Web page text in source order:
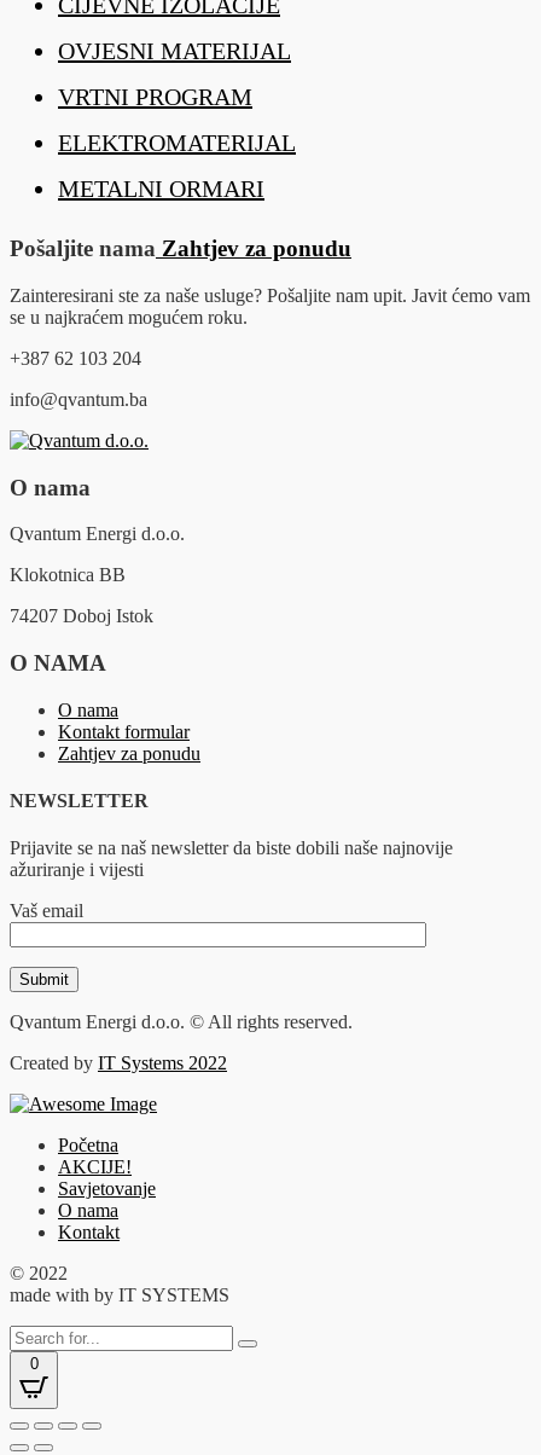
OVJESNI MATERIJAL
VRTNI PROGRAM
ELEKTROMATERIJAL
METALNI ORMARI
Pošaljite nama Zahtjev za ponudu
Zainteresirani ste za naše usluge? Pošaljite nam upit. Javit ćemo vam
se u najkraćem mogućem roku.
+387 62 103 204
info@qvantum.ba
O nama
Qvantum Energi d.o.o.
Klokotnica BB
74207 Doboj Istok
O NAMA
O nama
Kontakt formular
Zahtjev za ponudu
NEWSLETTER
Prijavite se na naš newsletter da biste dobili naše najnovije
ažuriranje i vijesti
Vaš email
Qvantum Energi d.o.o. © All rights reserved.
Created by IT Systems 2022
Početna
AKCIJE!
Savjetovanje
O nama
Kontakt
© 2022
made with by IT SYSTEMS
0